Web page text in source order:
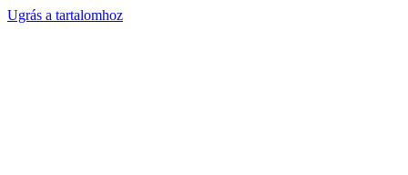
Ugrás a tartalomhoz